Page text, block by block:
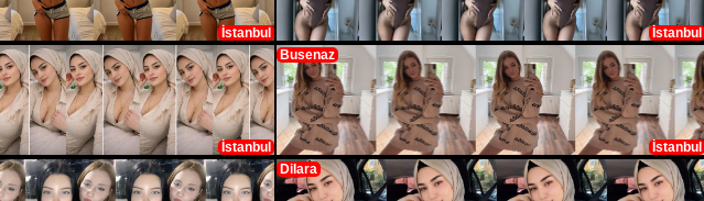
İstanbul
İstanbul
İstanbul
Busenaz
İstanbul
Dilara